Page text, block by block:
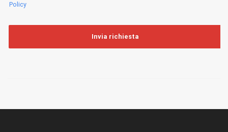
Policy
Invia richiesta